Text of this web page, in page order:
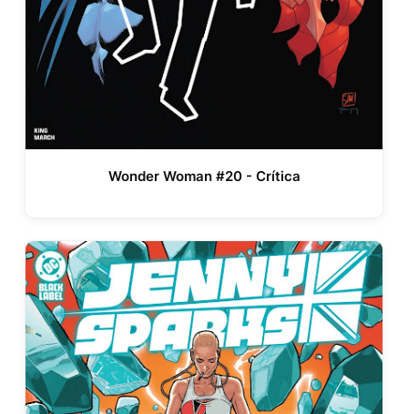
Wonder Woman #20 - Crítica